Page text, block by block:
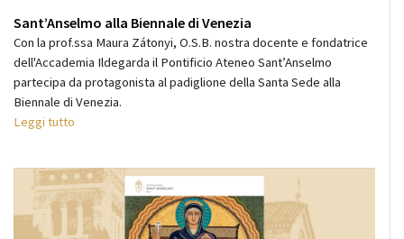
Sant’Anselmo alla Biennale di Venezia
Con la prof.ssa Maura Zátonyi, O.S.B. nostra docente e fondatrice
dell'Accademia Ildegarda il Pontificio Ateneo Sant’Anselmo
partecipa da protagonista al padiglione della Santa Sede alla
Biennale di Venezia.
Leggi tutto